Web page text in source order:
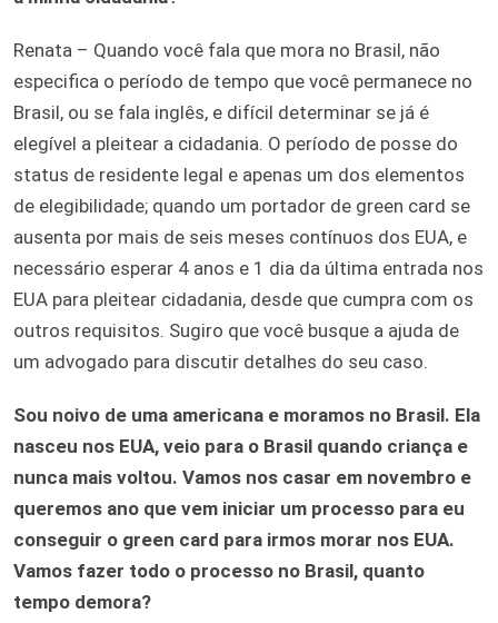
Renata – Quando você fala que mora no Brasil, não
especifica o período de tempo que você permanece no
Brasil, ou se fala inglês, e difícil determinar se já é
elegível a pleitear a cidadania. O período de posse do
status de residente legal e apenas um dos elementos
de elegibilidade; quando um portador de green card se
ausenta por mais de seis meses contínuos dos EUA, e
necessário esperar 4 anos e 1 dia da última entrada nos
EUA para pleitear cidadania, desde que cumpra com os
outros requisitos. Sugiro que você busque a ajuda de
um advogado para discutir detalhes do seu caso.
Sou noivo de uma americana e moramos no Brasil. Ela
nasceu nos EUA, veio para o Brasil quando criança e
nunca mais voltou. Vamos nos casar em novembro e
queremos ano que vem iniciar um processo para eu
conseguir o green card para irmos morar nos EUA.
Vamos fazer todo o processo no Brasil, quanto
tempo demora?